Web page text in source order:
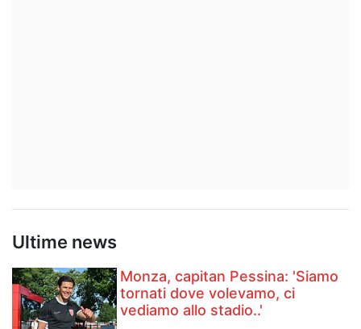
Ultime news
Monza, capitan Pessina: 'Siamo
tornati dove volevamo, ci
vediamo allo stadio..'